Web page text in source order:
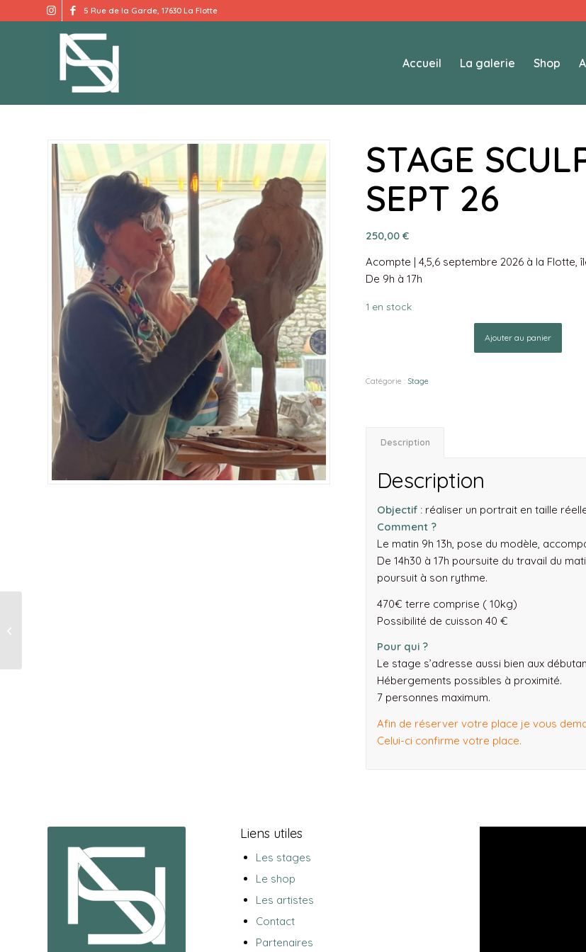
5 Rue de la Garde, 17630 La Flotte
Accueil La galerie Shop
STAGE
SEPT 26
250,00€
Acompte | 4,5,6 septembre 2026 à la Flotte,
De 9h à 17h
1 en stock
Ajouter au panier
Catégorie :Stage
Description
Description
Objectif : réaliser un portrait en taille
Comment ?
Le matin 9h 13h, pose du modèle,
De 14h30 à 17h poursuite du travail du
poursuit à son rythme.
470€ terre comprise ( 10kg)
Possibilité de cuisson 40 €
Pour qui ?
Le stage s’adresse aussi bien aux
Hébergements possibles à proximité.
7 personnes maximum.
Afin de réserver votre place je vous
Celui-ci confirme votre place.
Liens utiles
Les stages
Le shop
Les artistes
Contact
Partenaires